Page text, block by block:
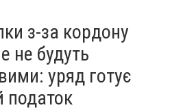
з-за кордону
не будуть
уряд готує
податок